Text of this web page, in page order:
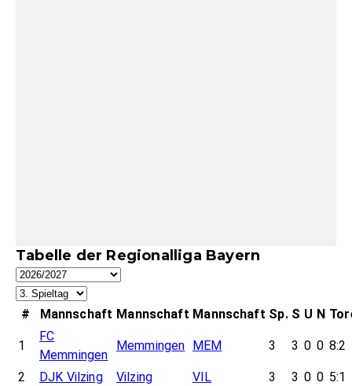
Tabelle der Regionalliga Bayern
# Mannschaft Mannschaft Mannschaft Sp. S U N
1
FC
Memmingen
Memmingen MEM 3 3 0 0 8:2
2 DJK Vilzing Vilzing VIL 3 3 0 0 5:1